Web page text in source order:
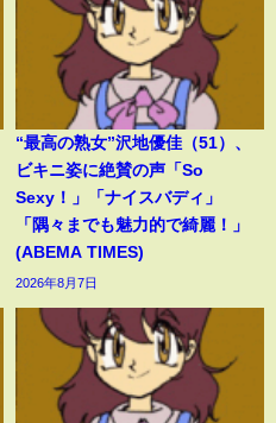
“最高の熟女”沢地優佳（51）、
ビキニ姿に絶賛の声「So
Sexy！」「ナイスバディ」
「隅々までも魅力的で綺麗！」
(ABEMA TIMES)
2026年8月7日